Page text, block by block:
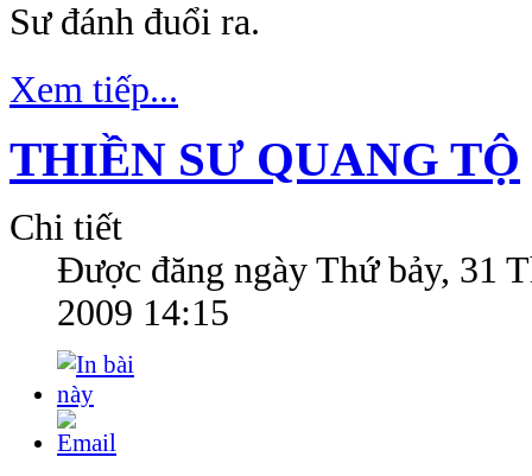
Sư đánh đuổi ra.
Xem tiếp...
THIỀN SƯ QUANG TỘ
Chi tiết
Được đăng ngày Thứ bảy, 31
2009 14:15